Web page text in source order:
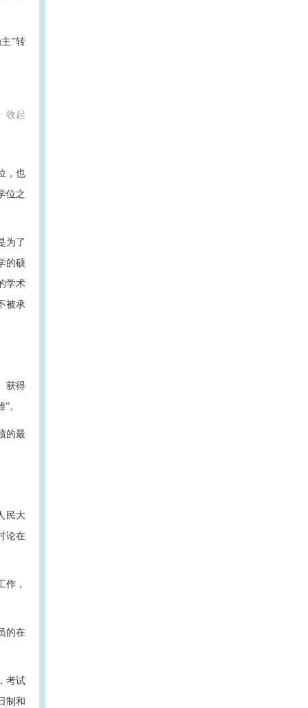
”转
收起
，也
位之
为了
的硕
学术
被承
获得
。
的最
民大
论在
作，
的在
考试
制和